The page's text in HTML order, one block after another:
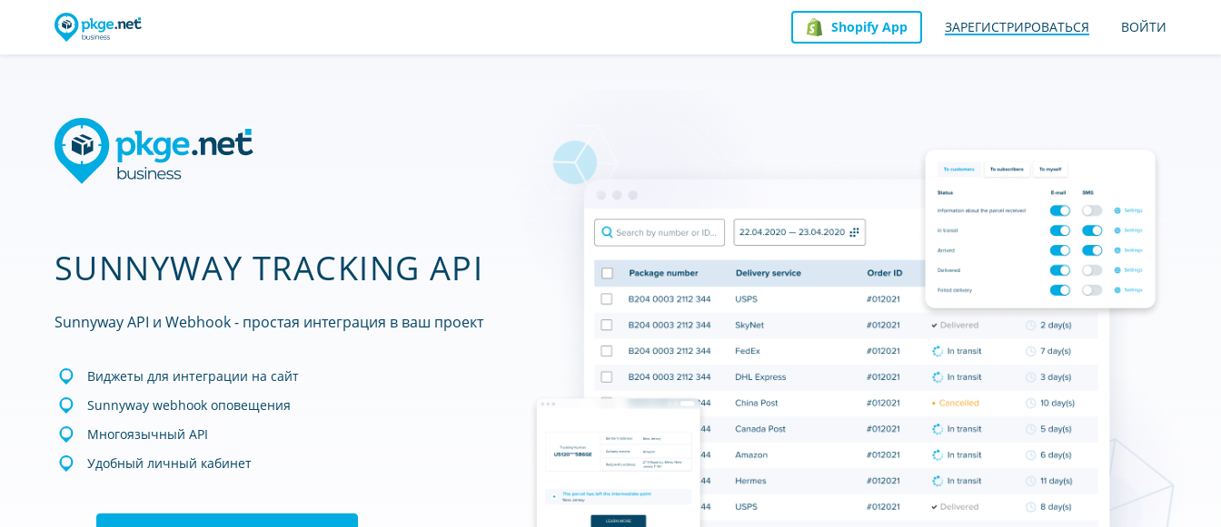
ЗАРЕГИСТРИРОВАТЬСЯ ВОЙТИ
Shopify App
SUNNYWAY TRACKING API
Sunnyway API и Webhook - простая интеграция в ваш проект
Виджеты для интеграции на сайт
Sunnyway webhook оповещения
Многоязычный API
Удобный личный кабинет